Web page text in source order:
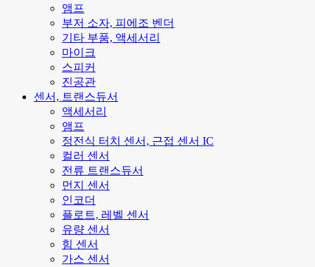
앰프
부저 소자, 피에조 벤더
기타 부품, 액세서리
마이크
스피커
진공관
센서, 트랜스듀서
액세서리
앰프
정전식 터치 센서, 근접 센서 IC
컬러 센서
전류 트랜스듀서
먼지 센서
인코더
플로트, 레벨 센서
유량 센서
힘 센서
가스 센서